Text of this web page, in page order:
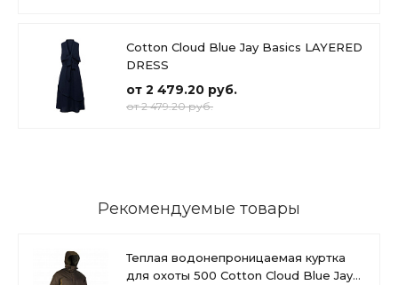
Cotton Cloud Blue Jay Basics LAYERED
DRESS
от 2 479.20 руб.
от 2 479.20 руб.
Рекомендуемые товары
Теплая водонепроницаемая куртка
для охоты 500 Cotton Cloud Blue Jay